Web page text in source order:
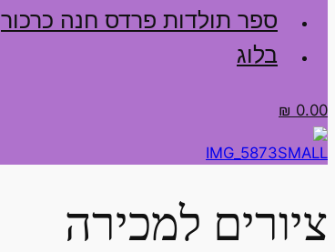
ספר תולדות פרדס חנה כרכור
בלוג
0.00
₪
ציורים למכירה